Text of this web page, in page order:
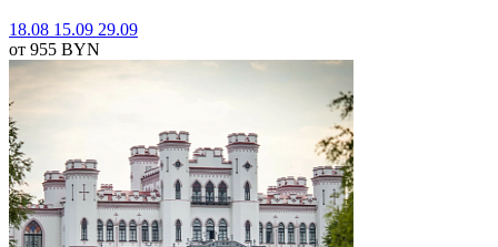
18.08 15.09 29.09
от 955 BYN